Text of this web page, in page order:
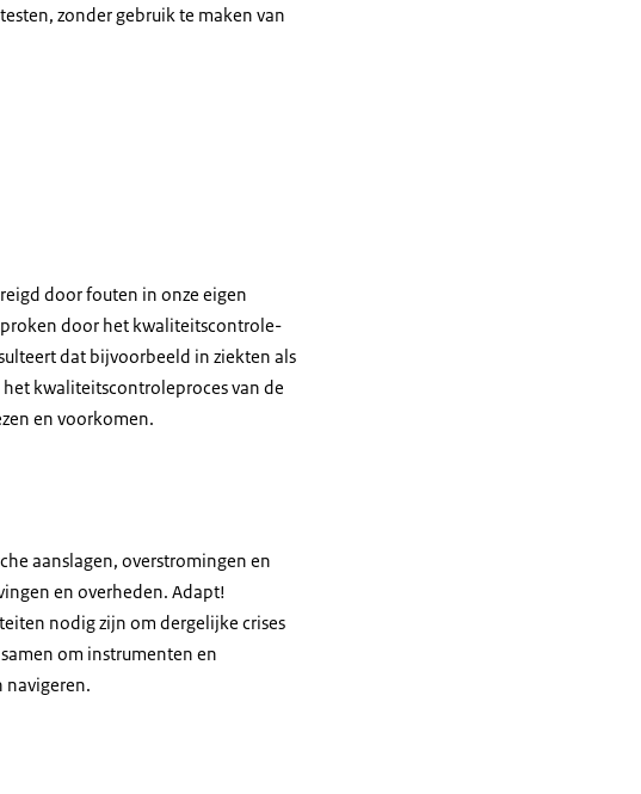
zonder gebruik te maken van
door fouten in onze eigen
door het kwaliteitscontrole-
dat bijvoorbeeld in ziekten als
kwaliteitscontroleproces van de
en voorkomen.
aanslagen, overstromingen en
en overheden. Adapt!
nodig zijn om dergelijke crises
om instrumenten en
navigeren.